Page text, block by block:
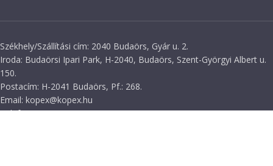
Székhely/Szállítási cím: 2040 Budaörs, Gyár u. 2.
Iroda: Budaörsi Ipari Park, H-2040, Budaörs, Szent-Györgyi Albert u.
150.
Postacím: H-2041 Budaörs, Pf.: 268.
Email: kopex@kopex.hu
Telefon: +36 23 880 871, +36 23 880 872